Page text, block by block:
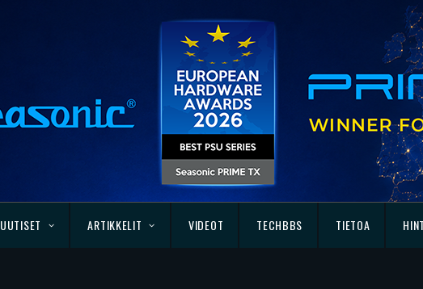
UUTISET ARTIKKELIT VIDEOT TECHBBS TIETOA